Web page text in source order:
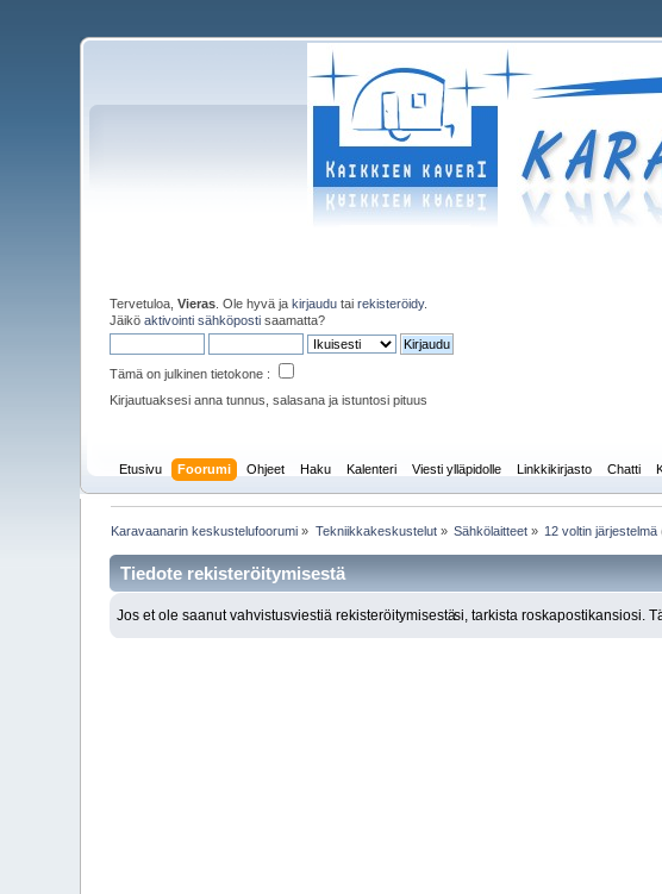
Tervetuloa,Vieras . Ole hyvä jakirjaudu tairekisteröidy.
Jäiköaktivointi sähköposti saamatta?
Tämä on julkinen tietokone :
Kirjautuaksesi anna tunnus, salasana ja istuntosi pituus
Etusivu Foorumi Ohjeet Haku Kalenteri Viesti ylläpidolle Linkkikirjasto Chatti
Karavaanarin keskustelufoorumi » Tekniikkakeskustelut» Sähkölaitteet » 12 voltin järjestelmä
Tiedote rekisteröitymisestä
Jos et ole saanut vahvistusviestiä rekisteröitymisestäsi, tarkista roskapostikansiosi.